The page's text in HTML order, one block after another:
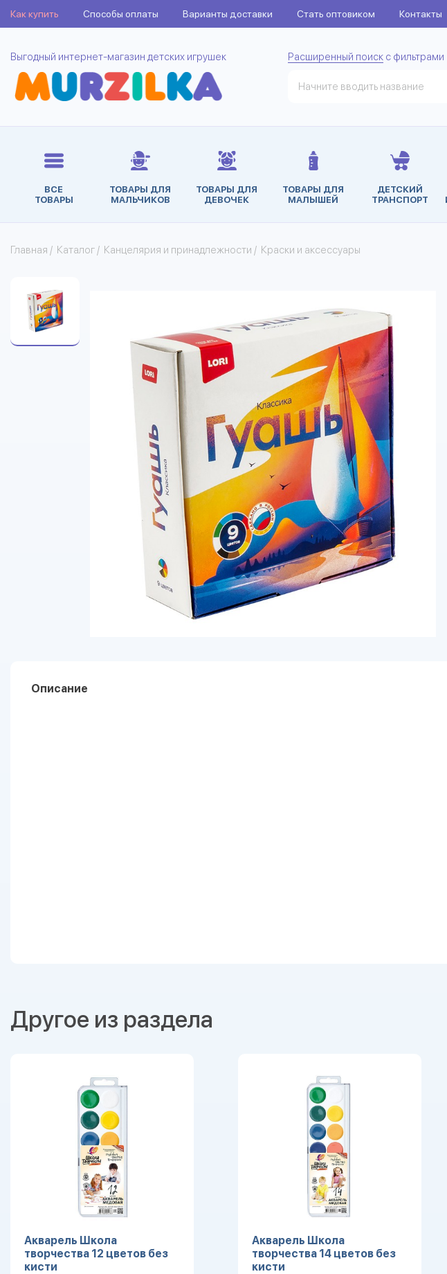
Как купить Способы оплаты Варианты доставки Стать оптовиком Контакты
Выгодный интернет-магазин детских игрушек Расширенный поиск с фильтрами
ВСЕ
ТОВАРЫ
ТОВАРЫ ДЛЯ
МАЛЬЧИКОВ
ТОВАРЫ ДЛЯ
ДЕВОЧЕК
ТОВАРЫ ДЛЯ
МАЛЫШЕЙ
ДЕТСКИЙ
ТРАНСПОРТ
Главная / Каталог / Канцелярия и принадлежности / Краски и аксессуары
Описание
Другое из раздела
Акварель Школа
творчества 12 цветов без
кисти
Акварель Школа
творчества 14 цветов без
кисти